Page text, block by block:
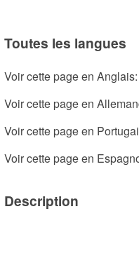
Toutes les langues
Voir cette page en Anglais:
Voir cette page en
Voir cette page en
Voir cette page en
Description